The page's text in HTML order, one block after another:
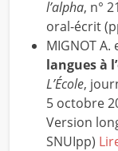
l’alpha, n°
oral-écrit
MIGNOT A.
langues à
L’École,
5 octobre
Version
SNUIpp)